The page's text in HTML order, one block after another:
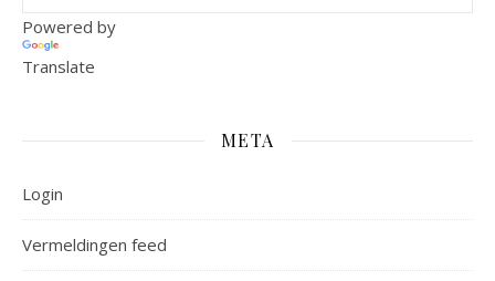
Powered by
Translate
META
Login
Vermeldingen feed